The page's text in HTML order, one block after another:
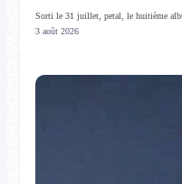
Sorti le 31 juillet, petal, le huitième
3 août 2026